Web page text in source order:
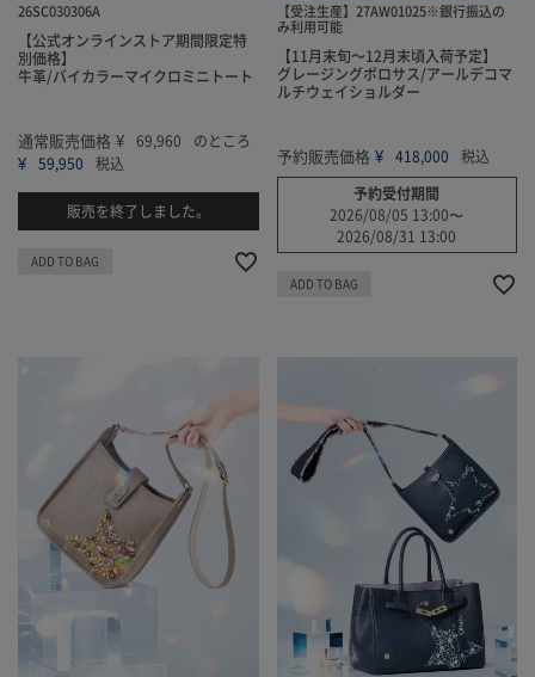
26SC030306A
【公式オンラインストア期間限定特
別価格】
牛革/バイカラーマイクロミニトート
通常販売価格 ¥ 69,960 のところ
¥ 59,950 税込
販売を終了しました。
ADD TO BAG
【受注生産】27AW01025※銀行振込の
み利用可能
【11月末旬～12月末頃入荷予定】
グレージングポロサス/アールデコマ
ルチウェイショルダー
予約販売価格 ¥ 418,000
税込
予約受付期間
2026/08/05 13:00〜
2026/08/31 13:00
ADD TO BAG